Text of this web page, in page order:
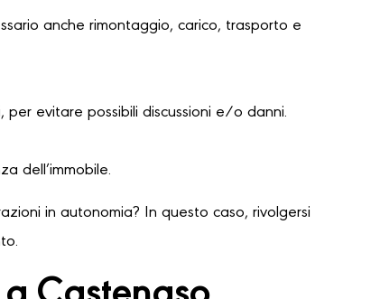
anche rimontaggio, carico, trasporto e
evitare possibili discussioni e/o danni.
dell’immobile.
in autonomia? In questo caso, rivolgersi